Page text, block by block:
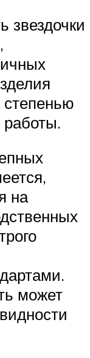
звездочки
на
может